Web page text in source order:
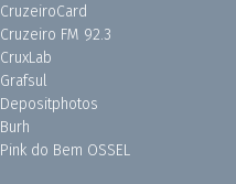
CruzeiroCard
Cruzeiro FM 92.3
CruxLab
Grafsul
Depositphotos
Burh
Pink do Bem OSSEL